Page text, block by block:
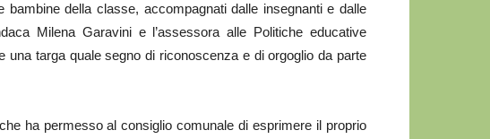
della classe, accompagnati dalle insegnanti e dalle
Milena Garavini e l’assessora alle Politiche educative
una targa quale segno di riconoscenza e di orgoglio da parte
ha permesso al consiglio comunale di esprimere il proprio